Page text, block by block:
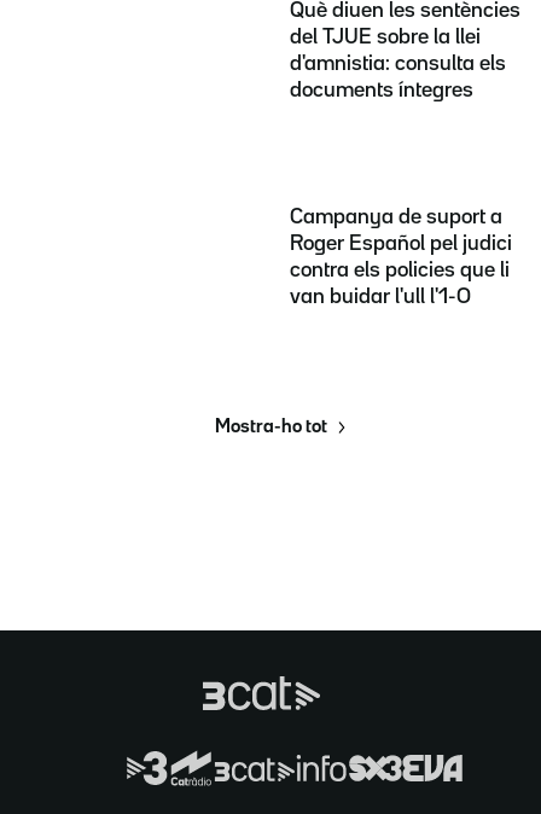
Què diuen les sentències
del TJUE sobre la llei
d'amnistia: consulta els
documents íntegres
Campanya de suport a
Roger Español pel judici
contra els policies que li
van buidar l'ull l'1-O
Mostra-ho tot